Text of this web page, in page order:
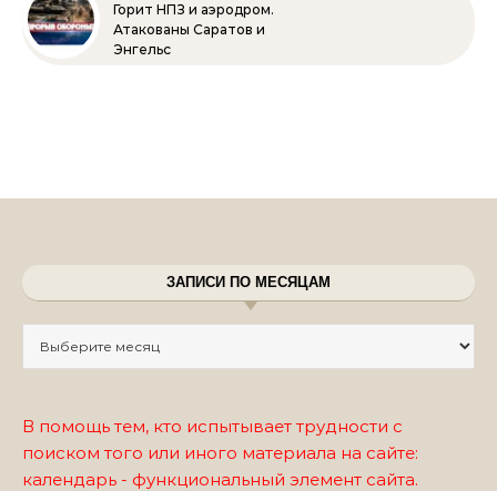
Горит НПЗ и аэродром.
Атакованы Саратов и
Энгельс
ЗАПИСИ ПО МЕСЯЦАМ
В помощь тем, кто испытывает трудности с
поиском того или иного материала на сайте:
календарь - функциональный элемент сайта.